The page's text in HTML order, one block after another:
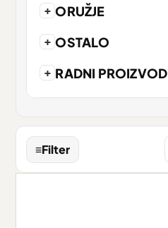
+ ORUŽJE
+ OSTALO
+ RADNI PROIZVOD
≡Filter